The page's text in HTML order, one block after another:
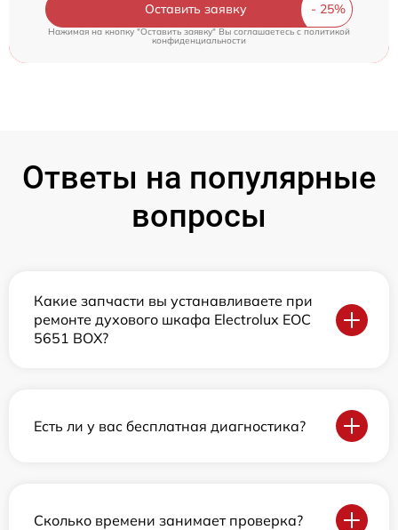
Оставить заявку
Нажимая на кнопку "Оставить заявку" Вы соглашаетесь c политикой
конфиденциальности
Ответы на популярные
вопросы
Какие запчасти вы устанавливаете при
ремонте духового шкафа Electrolux EOC
5651 BOX?
Есть ли у вас бесплатная диагностика?
Сколько времени занимает проверка?